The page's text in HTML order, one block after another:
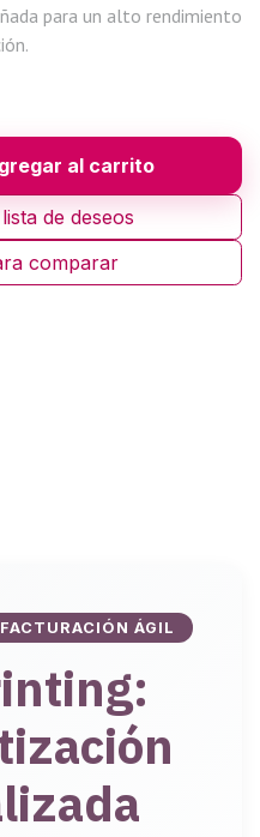
para un alto rendimiento
al carrito
comparar
de deseos
ÁGIL